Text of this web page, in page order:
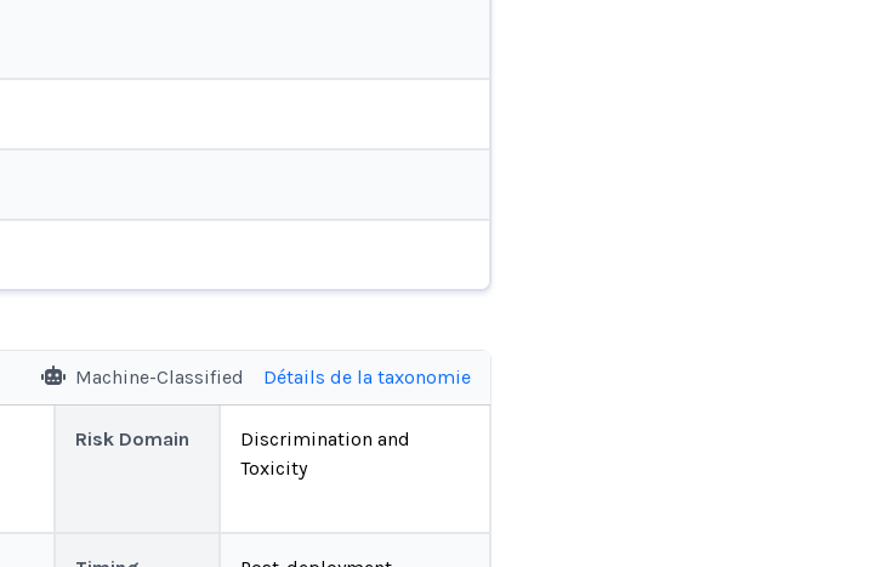
Machine-Classified Détails de la taxonomie
Risk Domain
Discrimination and
Toxicity